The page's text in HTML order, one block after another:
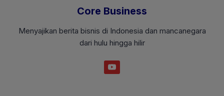
Core Business
Menyajikan berita bisnis di Indonesia dan mancanegara
dari hulu hingga hilir